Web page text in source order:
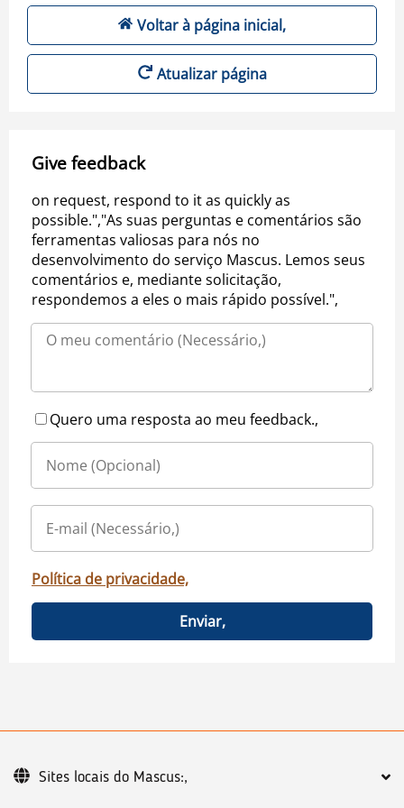
Voltar à página inicial,
Atualizar página
Give feedback
on request, respond to it as quickly as
possible.","As suas perguntas e comentários são
ferramentas valiosas para nós no
desenvolvimento do serviço Mascus. Lemos seus
comentários e, mediante solicitação,
respondemos a eles o mais rápido possível.",
Quero uma resposta ao meu feedback.,
Política de privacidade,
Enviar,
Sites locais do Mascus:,